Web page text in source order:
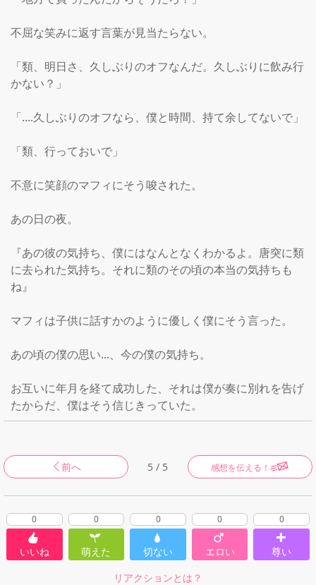
不屈な笑みに返す言葉が見当たらない。
「類、明日さ、久しぶりのオフなんだ。久しぶりに飲み行
かない？」
「....久しぶりのオフなら、僕と時間、持て余してないで」
「類、行っておいで」
不意に笑顔のマフィにそう唆された。
あの日の夜。
『あの彼の気持ち、僕にはなんとなくわかるよ。唐突に類
に去られた気持ち。それに類のその頃の本当の気持ちも
ね』
マフィは子供に話すかのように優しく僕にそう言った。
あの頃の僕の思い...、今の僕の気持ち。
お互いに年月を経て成功した、それは僕が奏に別れを告げ
たからだ、僕はそう信じきっていた。
前へ 5 / 5 感想を伝える！
0
いいね
0
萌えた
0
切ない
0
エロい
0
尊い
リアクションとは？